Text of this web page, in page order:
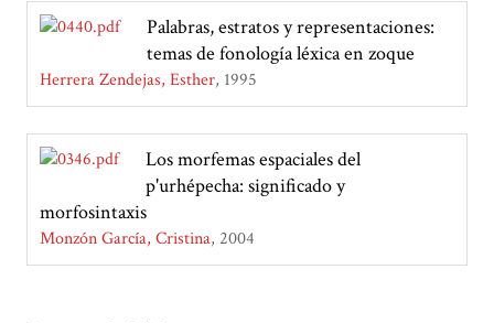
Palabras, estratos y representaciones:
temas de fonología léxica en zoque
Herrera Zendejas, Esther 1995
Los morfemas espaciales del
p'urhépecha: significado y
morfosintaxis
Monzón García, Cristina 2004